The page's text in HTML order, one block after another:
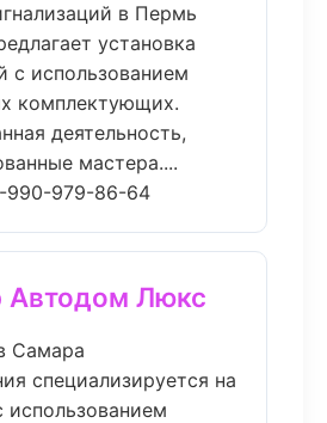
в Пермь
установка
с использованием
комплектующих.
деятельность,
мастера....
990-979-86-64
Автодом Люкс
Самара
специализируется на
использованием